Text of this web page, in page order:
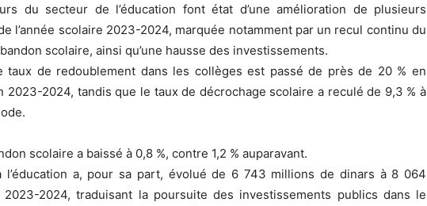
du secteur de l’éducation font état d’une amélioration de plusieurs
l’année scolaire 2023-2024, marquée notamment par un recul continu du
scolaire, ainsi qu’une hausse des investissements.
taux de redoublement dans les collèges est passé de près de 20 % en
2023-2024, tandis que le taux de décrochage scolaire a reculé de 9,3 % à
scolaire a baissé à 0,8 %, contre 1,2 % auparavant.
l’éducation a, pour sa part, évolué de 6 743 millions de dinars à 8 064
2024, traduisant la poursuite des investissements publics dans le